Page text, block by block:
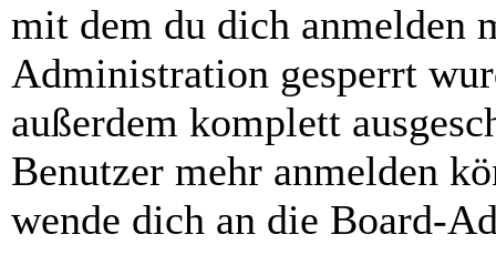
mit dem du dich anmelden
Administration gesperrt
außerdem komplett
Benutzer mehr anmelden
wende dich an die Board-